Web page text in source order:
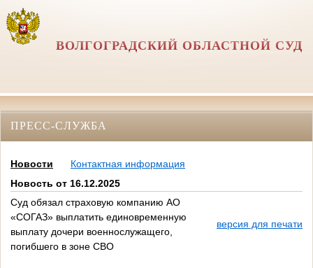
ВОЛГОГРАДСКИЙ ОБЛАСТНОЙ СУД
ПРЕСС-СЛУЖБА
Новости
Контактная информация
Новость от 16.12.2025
Суд обязал страховую компанию АО
«СОГАЗ» выплатить единовременную
выплату дочери военнослужащего,
погибшего в зоне СВО
версия для печати